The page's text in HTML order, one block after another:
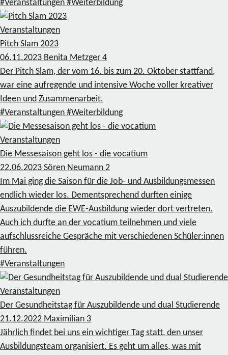
#Veranstaltungen #Weiterbildung
Veranstaltungen
Pitch Slam 2023
06.11.2023 Benita Metzger 4
Der Pitch Slam, der vom 16. bis zum 20. Oktober stattfand,
war eine aufregende und intensive Woche voller kreativer
Ideen und Zusammenarbeit.
#Veranstaltungen #Weiterbildung
Veranstaltungen
Die Messesaison geht los - die vocatium
22.06.2023 Sören Neumann 2
Im Mai ging die Saison für die Job- und Ausbildungsmessen
endlich wieder los. Dementsprechend durften einige
Auszubildende die EWE-Ausbildung wieder dort vertreten.
Auch ich durfte an der vocatium teilnehmen und viele
aufschlussreiche Gespräche mit verschiedenen Schüler:innen
führen.
#Veranstaltungen
Veranstaltungen
Der Gesundheitstag für Auszubildende und dual Studierende
21.12.2022 Maximilian 3
Jährlich findet bei uns ein wichtiger Tag statt, den unser
Ausbildungsteam organisiert. Es geht um alles, was mit